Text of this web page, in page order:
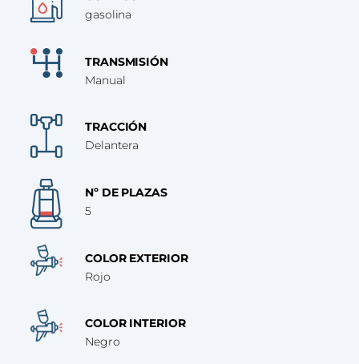
gasolina
TRANSMISIÓN
Manual
TRACCIÓN
Delantera
Nº DE PLAZAS
5
COLOR EXTERIOR
Rojo
COLOR INTERIOR
Negro